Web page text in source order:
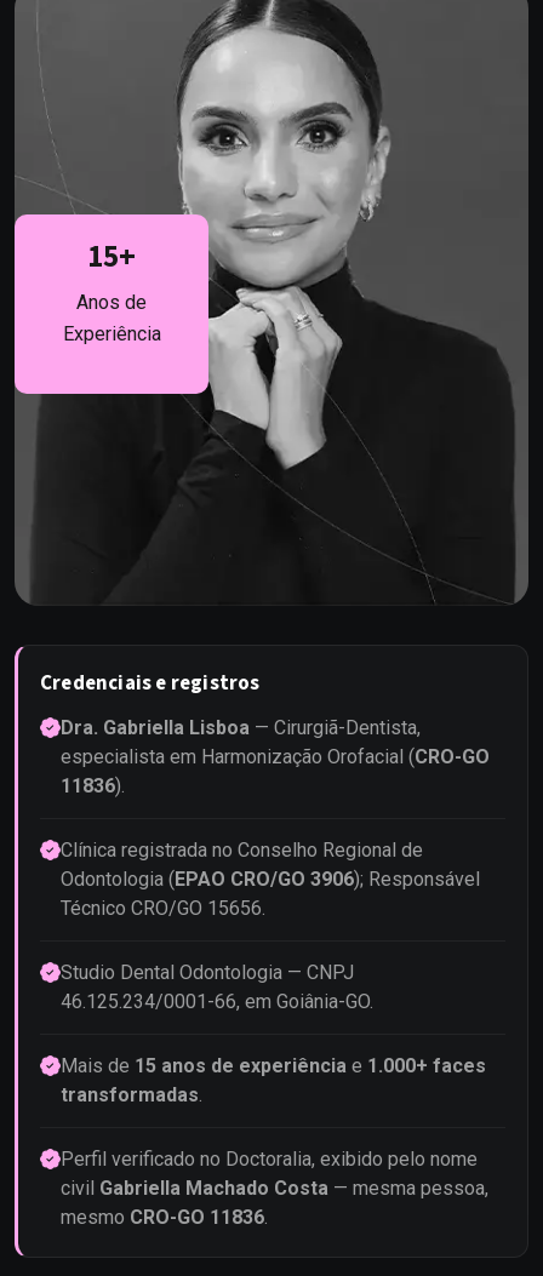
15+
Anos de
Experiência
Credenciais e registros
Dra. Gabriella Lisboa — Cirurgiã-Dentista,
especialista em Harmonização Orofacial (CRO-GO
11836).
Clínica registrada no Conselho Regional de
Odontologia (EPAO CRO/GO 3906); Responsável
Técnico CRO/GO 15656.
Studio Dental Odontologia — CNPJ
46.125.234/0001-66, em Goiânia-GO.
Mais de 15 anos de experiência e 1.000+ faces
transformadas
Perfil verificado no Doctoralia, exibido pelo nome
civil Gabriella Machado Costa — mesma pessoa,
mesmo CRO-GO 11836